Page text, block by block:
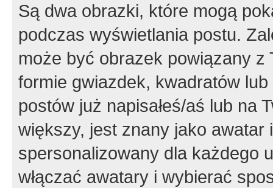
Są dwa obrazki, które mogą
podczas wyświetlania postu.
może być obrazek powiązany z
formie gwiazdek, kwadratów
postów już napisałeś/aś lub na
większy, jest znany jako
spersonalizowany dla każdego
włączać awatary i wybierać